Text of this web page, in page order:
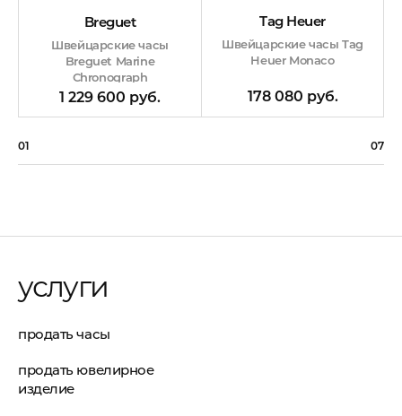
Breguet
Швейцарские часы
Breguet Marine
Chronograph
1 229 600 руб.
Tag Heuer
Швейцарские часы Tag
Heuer Monaco
178 080 руб.
01 07
услуги
продать часы
продать ювелирное
изделие